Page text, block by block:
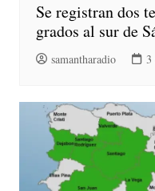
Se registran dos
grados al sur de
samantharadio 3